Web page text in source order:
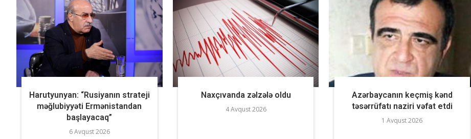
Harutyunyan: “Rusiyanın strateji
məğlubiyyəti Ermənistandan
başlayacaq”
6 Avqust 2026
Naxçıvanda zəlzələ oldu
4 Avqust 2026
Azərbaycanın keçmiş kənd
təsərrüfatı naziri vəfat etdi
1 Avqust 2026